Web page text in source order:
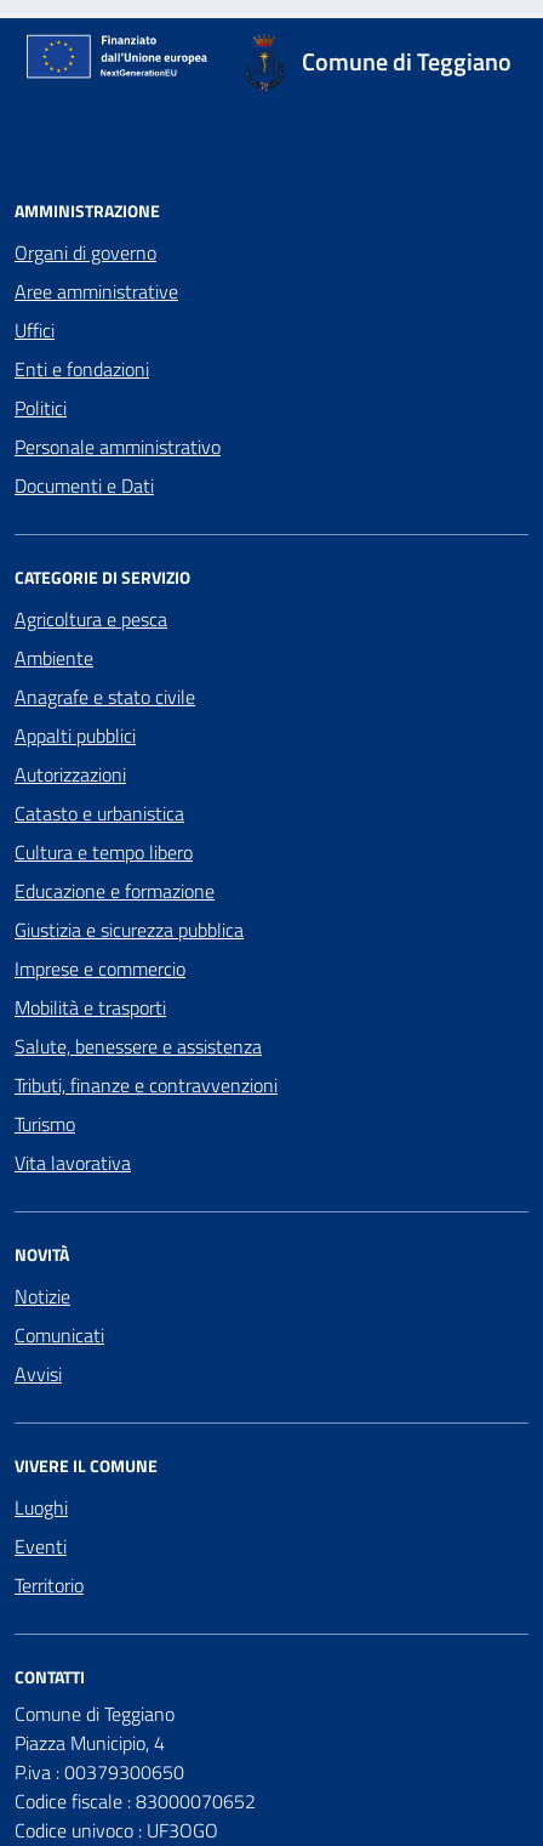
Comune di Teggiano
AMMINISTRAZIONE
Organi di governo
Aree amministrative
Uffici
Enti e fondazioni
Politici
Personale amministrativo
Documenti e Dati
CATEGORIE DI SERVIZIO
Agricoltura e pesca
Ambiente
Anagrafe e stato civile
Appalti pubblici
Autorizzazioni
Catasto e urbanistica
Cultura e tempo libero
Educazione e formazione
Giustizia e sicurezza pubblica
Imprese e commercio
Mobilità e trasporti
Salute, benessere e assistenza
Tributi, finanze e contravvenzioni
Turismo
Vita lavorativa
NOVITÀ
Notizie
Comunicati
Avvisi
VIVERE IL COMUNE
Luoghi
Eventi
Territorio
CONTATTI
Comune di Teggiano
Piazza Municipio, 4
P.iva : 00379300650
Codice fiscale : 83000070652
Codice univoco : UF3OGO